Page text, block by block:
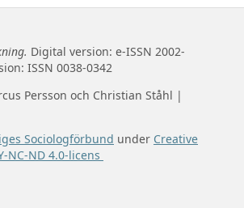
Digital version: e-ISSN 2002-
ISSN 0038-0342
Persson och Christian Ståhl |
Sociologförbund under Creative
NC-ND 4.0-licens